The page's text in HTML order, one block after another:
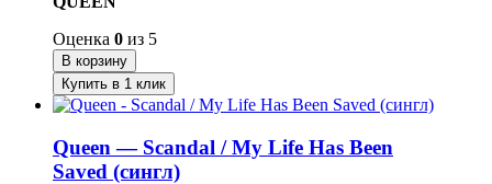
Оценка 0 из 5
В корзину
Купить в 1 клик
Queen — Scandal / My Life Has Been
Saved (сингл)